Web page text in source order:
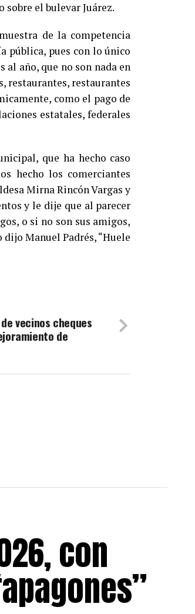
el bulevar Juárez.
de la competencia
pública, pues con lo único
al año, que no son nada en
restaurantes, restaurantes
como el pago de
estatales, federales
que ha hecho caso
hecho los comerciantes
Mirna Rincón Vargas y
y le dije que al parecer
o si no son sus amigos,
Manuel Padrés, “Huele
vecinos cheques
de
con